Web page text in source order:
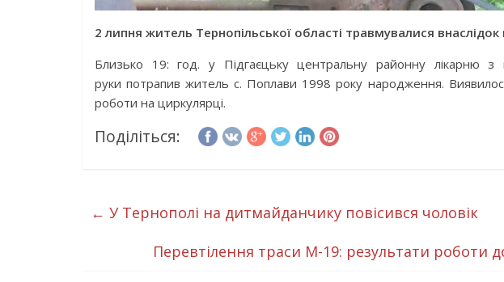
2 липня житель Тернопільської області травмувалися
Близько 19: год. у Підгаєцьку центральну районну лікарню з
руки потрапив житель с. Поплави 1998 року народження.
роботи на циркулярці.
Поділіться:
← У Тернополі на дитмайданчику повісився чоловік
Перевтілення траси М-19: результати роботи